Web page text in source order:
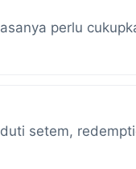
perlu
setem,